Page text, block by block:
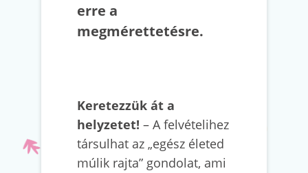
erre a
megmérettetésre.
Keretezzük át a
helyzetet! – A felvételihez
társulhat az „egész életed
múlik rajta” gondolat, ami